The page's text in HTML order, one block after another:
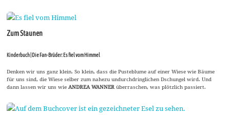
Zum Staunen
Kinderbuch | Die Fan-Brüder: Es fiel vom Himmel
Denken wir uns ganz klein. So klein, dass die Pusteblume auf einer Wiese wie Bäume
für uns sind, die Wiese selber zum nahezu undurchdringlichen Dschungel wird. Und
dann lassen wir uns wieANDREA WANNER überraschen, was plötzlich passiert.